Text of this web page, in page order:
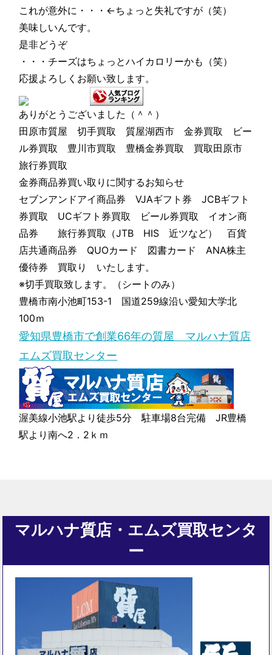
これが意外に・・・←ちょっと失礼ですが（笑）
美味しいんです。
是非どうぞ
・・・チーズはちょっとハイカロリーかも（笑）
応援よろしくお願い致します。
ありがとうございました（＾＾）
田原市質屋 切手買取 質屋湖西市 金券買取 ビー
ル券買取 豊川市買取 豊橋金券買取 買取田原市
旅行券買取
金券商品券買い取りに関するお知らせ
セブンアンドアイ商品券 VJAギフト券 JCBギフト
券買取 UCギフト券買取 ビール券買取 イオン商
品券 旅行券買取（JTB HIS 近ツなど） 百貨
店共通商品券 QUOカード 図書カード ANA株主
優待券 買取り いたします。
※切手買取致します。（シートのみ）
豊橋市南小池町153-1 国道259線沿い愛知大学北
100ｍ
愛知県豊橋市で創業66年の質屋 マルハナ質店
エムズ買取センター
渥美線小池駅より徒歩5分 駐車場8台完備 JR豊橋
駅より南へ2．2ｋｍ
マルハナ質店・エムズ買取センタ
ー